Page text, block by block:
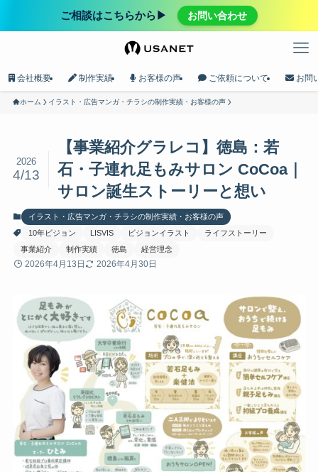
ご相談はこちらから▶︎ お問い合わせ
会社概要 制作実績 お客様の声 ご依頼について お問
ホーム イラスト・広告マンガ・チラシの制作実績・お客様の声
【事業紹介グラレコ】徳島：若
石・子連れ足もみサロン CoCoa｜
サロン誕生ストーリーと想い
2026
4/13
イラスト・広告マンガ・チラシの制作実績・お客様の声
10年ビジョン
LISVIS ビジョンイラスト
ライフストーリー
事業紹介
制作実績 徳島 経営理念
2026年4月13日 2026年4月30日